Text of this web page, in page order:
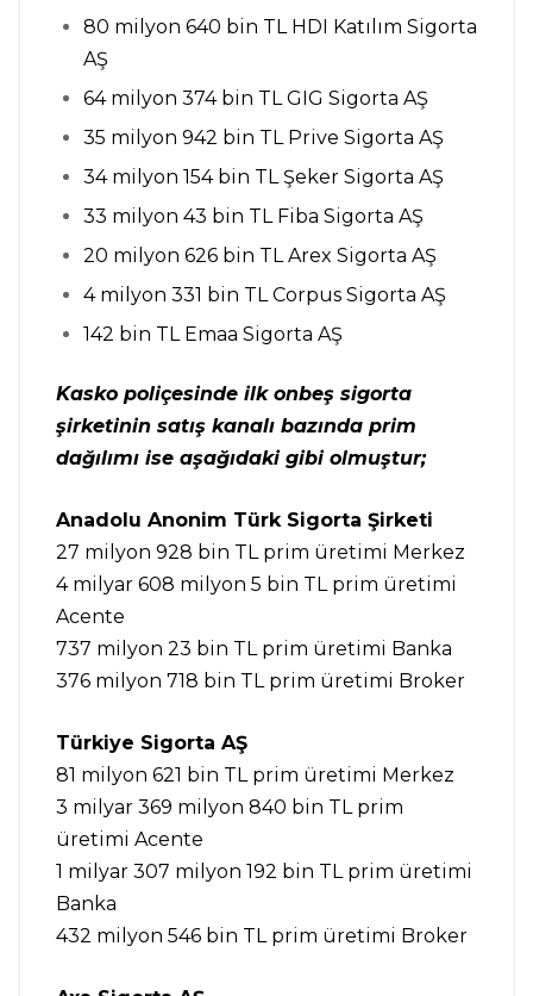
80 milyon 640 bin TL HDI Katılım Sigorta
AŞ
64 milyon 374 bin TL GIG Sigorta AŞ
35 milyon 942 bin TL Prive Sigorta AŞ
34 milyon 154 bin TL Şeker Sigorta AŞ
33 milyon 43 bin TL Fiba Sigorta AŞ
20 milyon 626 bin TL Arex Sigorta AŞ
4 milyon 331 bin TL Corpus Sigorta AŞ
142 bin TL Emaa Sigorta AŞ
Kasko poliçesinde ilk onbeş sigorta
şirketinin satış kanalı bazında prim
dağılımı ise aşağıdaki gibi olmuştur;
Anadolu Anonim Türk Sigorta Şirketi
27 milyon 928 bin TL prim üretimi Merkez
4 milyar 608 milyon 5 bin TL prim üretimi
Acente
737 milyon 23 bin TL prim üretimi Banka
376 milyon 718 bin TL prim üretimi Broker
Türkiye Sigorta AŞ
81 milyon 621 bin TL prim üretimi Merkez
3 milyar 369 milyon 840 bin TL prim
üretimi Acente
1 milyar 307 milyon 192 bin TL prim üretimi
Banka
432 milyon 546 bin TL prim üretimi Broker